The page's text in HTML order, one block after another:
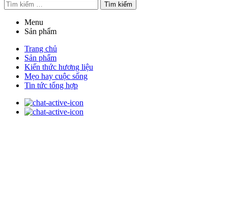
Tìm kiếm
Menu
Sản phẩm
Trang chủ
Sản phẩm
Kiến thức hương liệu
Mẹo hay cuộc sống
Tin tức tổng hợp